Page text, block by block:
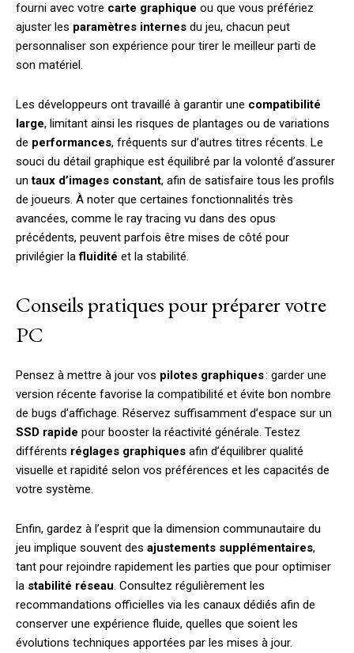
fourni avec votre carte graphique ou que vous préfériez
ajuster les paramètres internes du jeu, chacun peut
personnaliser son expérience pour tirer le meilleur parti de
son matériel.
Les développeurs ont travaillé à garantir une compatibilité
large, limitant ainsi les risques de plantages ou de variations
de performances, fréquents sur d’autres titres récents. Le
souci du détail graphique est équilibré par la volonté d’assurer
untaux d’images constant, afin de satisfaire tous les profils
de joueurs. À noter que certaines fonctionnalités très
avancées, comme le ray tracing vu dans des opus
précédents, peuvent parfois être mises de côté pour
privilégier lafluidité et la stabilité.
Conseils pratiques pour préparer votre
PC
Pensez à mettre à jour vos pilotes graphiques: garder une
version récente favorise la compatibilité et évite bon nombre
de bugs d’affichage. Réservez suffisamment d’espace sur un
SSD rapide pour booster la réactivité générale. Testez
différents réglages graphiques afin d’équilibrer qualité
visuelle et rapidité selon vos préférences et les capacités de
votre système.
Enfin, gardez à l’esprit que la dimension communautaire du
jeu implique souvent des ajustements supplémentaires,
tant pour rejoindre rapidement les parties que pour optimiser
la stabilité réseau. Consultez régulièrement les
recommandations officielles via les canaux dédiés afin de
conserver une expérience fluide, quelles que soient les
évolutions techniques apportées par les mises à jour.